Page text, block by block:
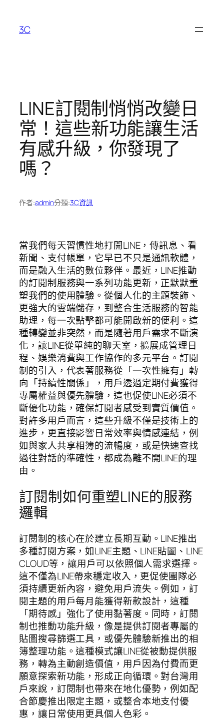
3C
LINE訂閱制悄悄改變日
常！這些新功能讓生活
有感升級，你發現了
嗎？
作者:admin分類:3C資訊
當我們每天習慣性地打開LINE，傳訊息、看
新聞、支付帳單，它早已不只是通訊軟體，
而是融入生活的數位夥伴。最近，LINE推動
的訂閱制服務與一系列功能更新，正默默重
塑我們的使用體驗。從個人化的主題裝飾、
更強大的雲端儲存，到整合生活服務的智能
助理，每一次點擊都可能開啟新的便利。這
種轉變並非突然，而是隨著用戶需求不斷演
化，讓LINE從單純的聊天室，擴展成管理日
程、娛樂消費與工作協作的多元平台。訂閱
制的引入，代表著服務從「一次性擁有」轉
向「持續性關係」，用戶透過定期付費獲得
專屬權益與優先體驗，這也促使LINE必須不
斷優化功能，確保訂閱者感受到實質價值。
對許多用戶而言，這些升級不僅是技術上的
進步，更直接影響日常效率與情感連結，例
如與家人共享相簿的流暢度，或是快速查找
過往對話的準確性，都成為離不開LINE的理
由。
訂閱制如何重塑LINE的服務
邏輯
訂閱制的核心在於建立長期互動。LINE推出
多種訂閱方案，如LINE主題、LINE貼圖、LINE
CLOUD等，讓用戶可以依照個人需求選擇。
這不僅為LINE帶來穩定收入，更促使團隊必
須持續更新內容，避免用戶流失。例如，訂
閱主題的用戶每月能獲得新款設計，這種
「期待感」強化了使用黏著度。同時，訂閱
制也推動功能升級，像是提供訂閱者專屬的
貼圖搜尋篩選工具，或優先體驗新推出的相
簿整理功能。這種模式讓LINE從被動提供服
務，轉為主動創造價值，用戶因為付費而更
願意探索新功能，形成正向循環。對台灣用
戶來說，訂閱制也帶來在地化優勢，例如配
合節慶推出限定主題，或整合本地支付優
惠，讓日常使用更具個人色彩。